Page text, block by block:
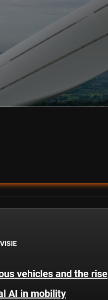
VISIE
vehicles and the rise
AI in mobility